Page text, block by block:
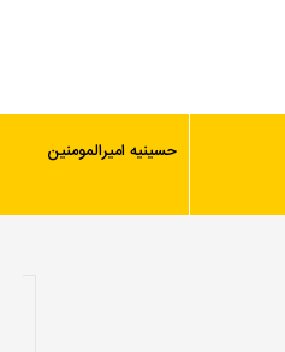
حسینیه امیرالمومنین